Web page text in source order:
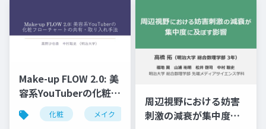
Make-up FLOW 2.0: 美
容系YouTuberの化粧フ
ローチャートの共有・
取り入れ手法
化粧 メイク 化粧工程 フローチャート
周辺視野における妨害
刺激の減衰が集中度に